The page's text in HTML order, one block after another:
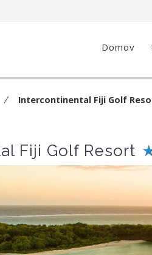
Domov
Intercontinental Fiji Golf
Fiji Golf Resort